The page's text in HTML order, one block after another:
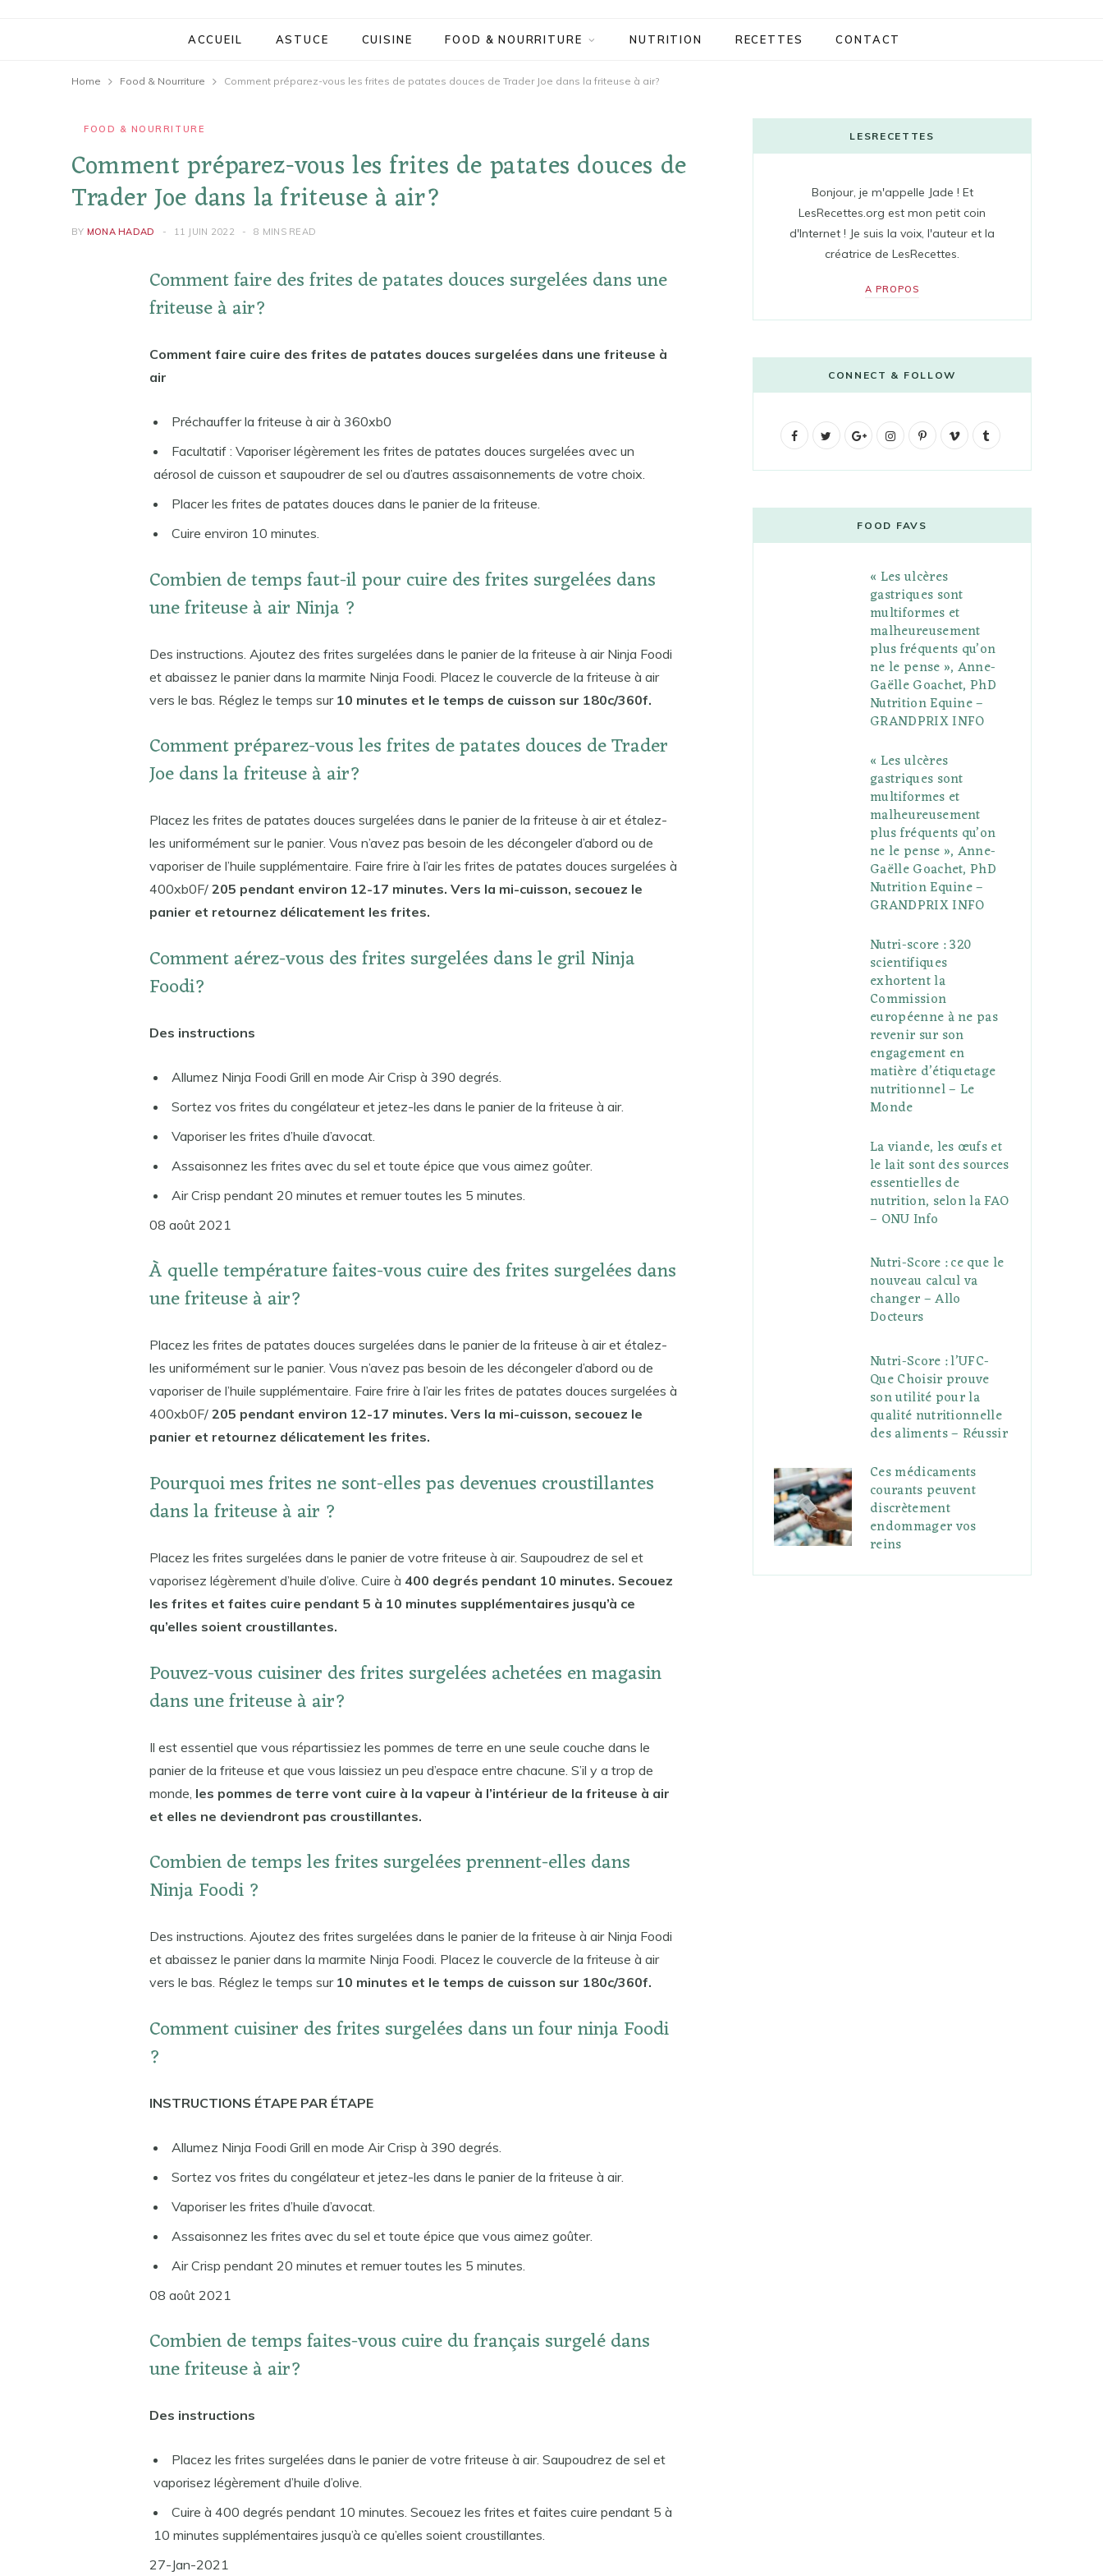
ACCUEIL ASTUCE CUISINE FOOD & NOURRITURE NUTRITION RECETTES CONTACT
Home Food & Nourriture Comment préparez-vous les frites de patates douces de Trader Joe dans la friteuse à air?
FOOD & NOURRITURE
Comment préparez-vous les frites de patates douces de
Trader Joe dans la friteuse à air?
BY MONA HADAD 11 JUIN 2022 8 MINS READ
Comment faire des frites de patates douces surgelées dans une
friteuse à air?
Comment faire cuire des frites de patates douces surgelées dans une friteuse à
air
Préchauffer la friteuse à air à 360xb0
Facultatif : Vaporiser légèrement les frites de patates douces surgelées avec un
aérosol de cuisson et saupoudrer de sel ou d’autres assaisonnements de votre choix.
Placer les frites de patates douces dans le panier de la friteuse.
Cuire environ 10 minutes.
Combien de temps faut-il pour cuire des frites surgelées dans
une friteuse à air Ninja ?
Des instructions. Ajoutez des frites surgelées dans le panier de la friteuse à air Ninja Foodi
et abaissez le panier dans la marmite Ninja Foodi. Placez le couvercle de la friteuse à air
vers le bas. Réglez le temps sur 10 minutes et le temps de cuisson sur 180c/360f.
Comment préparez-vous les frites de patates douces de Trader
Joe dans la friteuse à air?
Placez les frites de patates douces surgelées dans le panier de la friteuse à air et étalez-
les uniformément sur le panier. Vous n’avez pas besoin de les décongeler d’abord ou de
vaporiser de l’huile supplémentaire. Faire frire à l’air les frites de patates douces surgelées à
400xb0F/ 205 pendant environ 12-17 minutes. Vers la mi-cuisson, secouez le
panier et retournez délicatement les frites.
Comment aérez-vous des frites surgelées dans le gril Ninja
Foodi?
Des instructions
Allumez Ninja Foodi Grill en mode Air Crisp à 390 degrés.
Sortez vos frites du congélateur et jetez-les dans le panier de la friteuse à air.
Vaporiser les frites d’huile d’avocat.
Assaisonnez les frites avec du sel et toute épice que vous aimez goûter.
Air Crisp pendant 20 minutes et remuer toutes les 5 minutes.
08 août 2021
À quelle température faites-vous cuire des frites surgelées dans
une friteuse à air?
Placez les frites de patates douces surgelées dans le panier de la friteuse à air et étalez-
les uniformément sur le panier. Vous n’avez pas besoin de les décongeler d’abord ou de
vaporiser de l’huile supplémentaire. Faire frire à l’air les frites de patates douces surgelées à
400xb0F/ 205 pendant environ 12-17 minutes. Vers la mi-cuisson, secouez le
panier et retournez délicatement les frites.
Pourquoi mes frites ne sont-elles pas devenues croustillantes
dans la friteuse à air ?
Placez les frites surgelées dans le panier de votre friteuse à air. Saupoudrez de sel et
vaporisez légèrement d’huile d’olive. Cuire à 400 degrés pendant 10 minutes. Secouez
les frites et faites cuire pendant 5 à 10 minutes supplémentaires jusqu’à ce
qu’elles soient croustillantes.
Pouvez-vous cuisiner des frites surgelées achetées en magasin
dans une friteuse à air?
Il est essentiel que vous répartissiez les pommes de terre en une seule couche dans le
panier de la friteuse et que vous laissiez un peu d’espace entre chacune. S’il y a trop de
monde, les pommes de terre vont cuire à la vapeur à l’intérieur de la friteuse à air
et elles ne deviendront pas croustillantes.
Combien de temps les frites surgelées prennent-elles dans
Ninja Foodi ?
Des instructions. Ajoutez des frites surgelées dans le panier de la friteuse à air Ninja Foodi
et abaissez le panier dans la marmite Ninja Foodi. Placez le couvercle de la friteuse à air
vers le bas. Réglez le temps sur 10 minutes et le temps de cuisson sur 180c/360f.
Comment cuisiner des frites surgelées dans un four ninja Foodi
?
INSTRUCTIONS ÉTAPE PAR ÉTAPE
Allumez Ninja Foodi Grill en mode Air Crisp à 390 degrés.
Sortez vos frites du congélateur et jetez-les dans le panier de la friteuse à air.
Vaporiser les frites d’huile d’avocat.
Assaisonnez les frites avec du sel et toute épice que vous aimez goûter.
Air Crisp pendant 20 minutes et remuer toutes les 5 minutes.
08 août 2021
Combien de temps faites-vous cuire du français surgelé dans
une friteuse à air?
Des instructions
Placez les frites surgelées dans le panier de votre friteuse à air. Saupoudrez de sel et
vaporisez légèrement d’huile d’olive.
Cuire à 400 degrés pendant 10 minutes. Secouez les frites et faites cuire pendant 5 à
10 minutes supplémentaires jusqu’à ce qu’elles soient croustillantes.
27-Jan-2021
LESRECETTES
Bonjour, je m'appelle Jade ! Et
LesRecettes.org est mon petit coin
d'Internet ! Je suis la voix, l'auteur et la
créatrice de LesRecettes.
A PROPOS
CONNECT & FOLLOW
F
b
t
G
g
l
e
P
u
s
I
t
a
g
r
a
P
e
r
e
s
V
o
l
FOOD FAVS
« Les ulcères
gastriques sont
multiformes et
malheureusement
plus fréquents qu’on
ne le pense », Anne-
Gaëlle Goachet, PhD
Nutrition Equine –
GRANDPRIX INFO
« Les ulcères
gastriques sont
multiformes et
malheureusement
plus fréquents qu’on
ne le pense », Anne-
Gaëlle Goachet, PhD
Nutrition Equine –
GRANDPRIX INFO
Nutri-score : 320
scientifiques
exhortent la
Commission
européenne à ne pas
revenir sur son
engagement en
matière d’étiquetage
nutritionnel – Le
Monde
La viande, les œufs et
le lait sont des sources
essentielles de
nutrition, selon la FAO
– ONU Info
Nutri-Score : ce que le
nouveau calcul va
changer – Allo
Docteurs
Nutri-Score : l’UFC-
Que Choisir prouve
son utilité pour la
qualité nutritionnelle
des aliments – Réussir
Ces médicaments
courants peuvent
discrètement
endommager vos
reins